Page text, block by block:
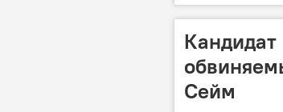
Ингрида Шимоните
Сейм